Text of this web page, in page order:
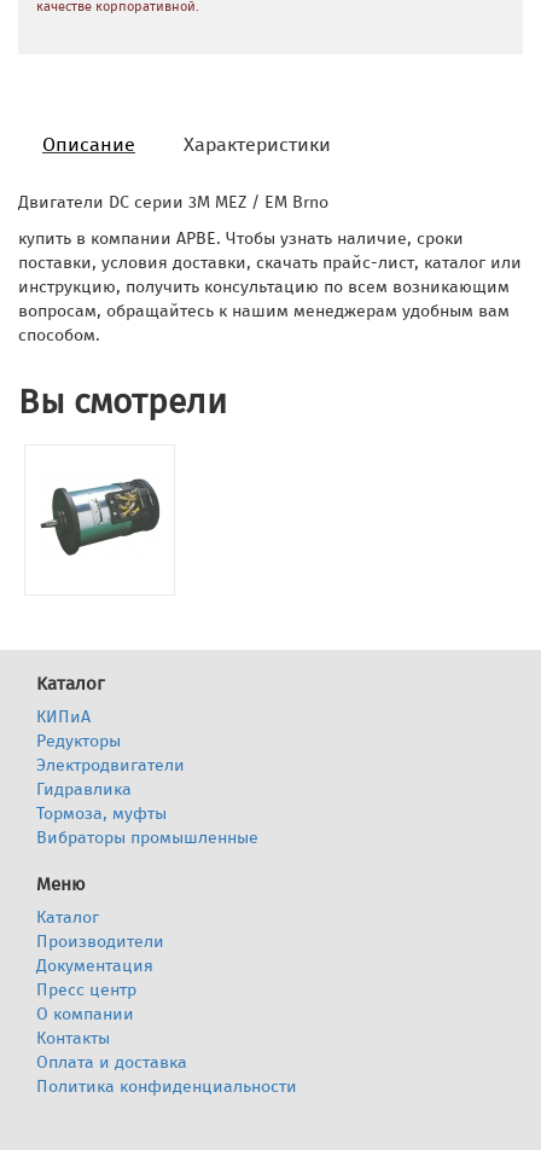
качестве корпоративной.
Описание Характеристики
Двигатели DC серии 3M MEZ / EM Brno
купить в компании АРВЕ. Чтобы узнать наличие, сроки
поставки, условия доставки, скачать прайс-лист, каталог или
инструкцию, получить консультацию по всем возникающим
вопросам, обращайтесь к нашим менеджерам удобным вам
способом.
Вы смотрели
Каталог
КИПиА
Редукторы
Электродвигатели
Гидравлика
Тормоза, муфты
Вибраторы промышленные
Меню
Каталог
Производители
Документация
Пресс центр
О компании
Контакты
Оплата и доставка
Политика конфиденциальности